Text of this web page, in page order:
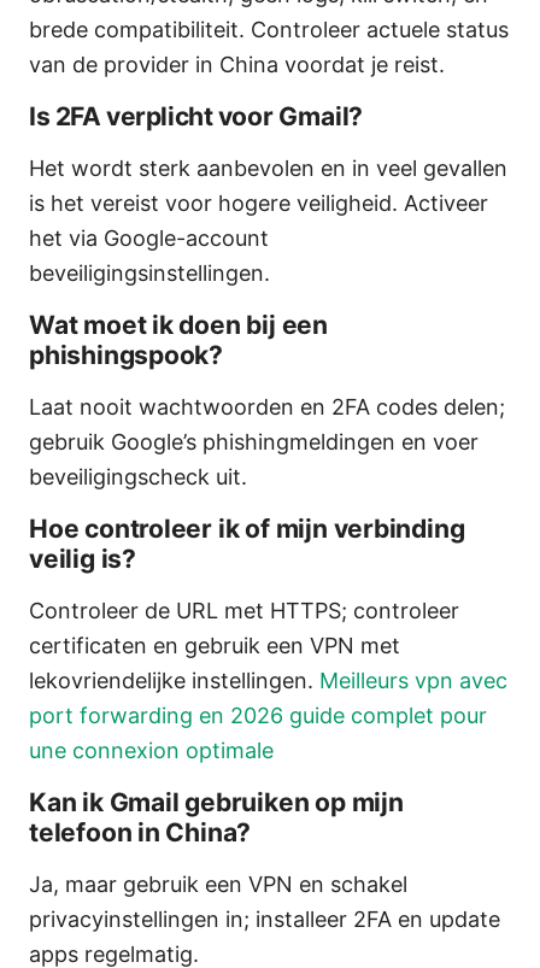
brede compatibiliteit. Controleer actuele status
van de provider in China voordat je reist.
Is 2FA verplicht voor Gmail?
Het wordt sterk aanbevolen en in veel gevallen
is het vereist voor hogere veiligheid. Activeer
het via Google-account
beveiligingsinstellingen.
Wat moet ik doen bij een
phishingspook?
Laat nooit wachtwoorden en 2FA codes delen;
gebruik Google’s phishingmeldingen en voer
beveiligingscheck uit.
Hoe controleer ik of mijn verbinding
veilig is?
Controleer de URL met HTTPS; controleer
certificaten en gebruik een VPN met
lekovriendelijke instellingen. Meilleurs vpn avec
port forwarding en 2026 guide complet pour
une connexion optimale
Kan ik Gmail gebruiken op mijn
telefoon in China?
Ja, maar gebruik een VPN en schakel
privacyinstellingen in; installeer 2FA en update
apps regelmatig.